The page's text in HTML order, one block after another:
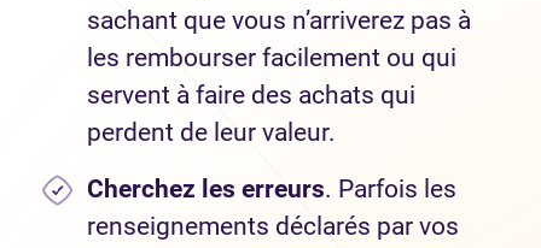
sachant que vous n’arriverez pas à
les rembourser facilement ou qui
servent à faire des achats qui
perdent de leur valeur.
Cherchez les erreurs. Parfois les
renseignements déclarés par vos